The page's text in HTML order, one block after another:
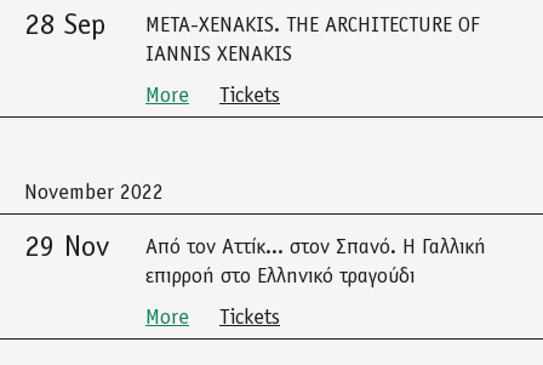
28 Sep
META-XENAKIS. THE ARCHITECTURE OF
IANNIS XENAKIS
More
Tickets
November 2022
29 Nov
Από τον Αττίκ... στον Σπανό. Η Γαλλική
επιρροή στο Ελληνικό τραγούδι
More
Tickets